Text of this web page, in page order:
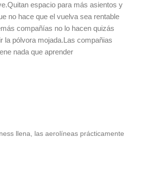
espacio para más asientos y
no hace que el vuelva sea rentable
compañías no lo hacen quizás
la pólvora mojada.Las compañias
nada que aprender
llena, las aerolíneas prácticamente